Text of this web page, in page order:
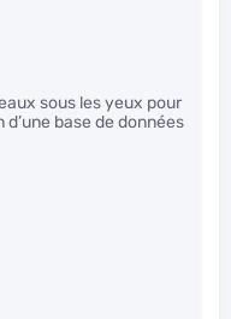
sous les yeux pour
base de données